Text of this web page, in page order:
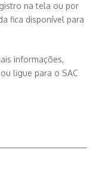
na tela ou por
fica disponível para
informações,
ou ligue para o SAC